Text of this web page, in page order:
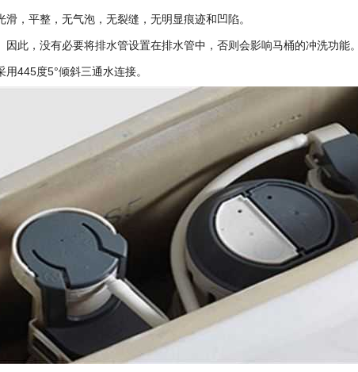
，平整，无气泡，无裂缝，无明显痕迹和凹陷。
此，没有必要将排水管设置在排水管中，否则会影响马桶的冲洗功能。
445度5°倾斜三通水连接。